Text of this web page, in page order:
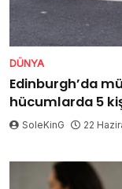
DÜNYA
Edinburgh’da
hücumlarda 5
SoleKinG 22